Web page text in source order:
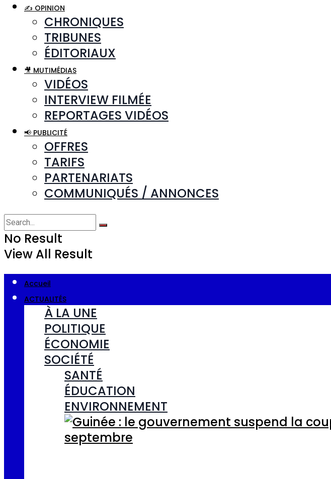
✍️ OPINION
CHRONIQUES
TRIBUNES
ÉDITORIAUX
🎥 MUTIMÉDIAS
VIDÉOS
INTERVIEW FILMÉE
REPORTAGES VIDÉOS
📢 PUBLICITÉ
OFFRES
TARIFS
PARTENARIATS
COMMUNIQUÉS / ANNONCES
No Result
View All Result
Accueil
ACTUALITÉS
À LA UNE
POLITIQUE
ÉCONOMIE
SOCIÉTÉ
SANTÉ
ÉDUCATION
ENVIRONNEMENT